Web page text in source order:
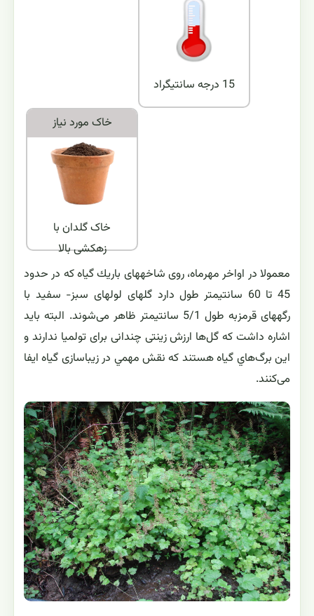
15 درجه سانتیگراد
خاک مورد نياز
خاک گلدان با
زهکشی بالا
معمولا در اواخر مهرماه، روی شاخه‏های باریك گیاه كه در حدود
45 تا 60 سانتیمتر طول دارد گل‏های لوله‏ای سبز- سفید با
رگه‏های قرمزبه طول 5/1 سانتیمتر ظاهر می‌شوند. البته باید
اشاره داشت که گل‌ها ارزش زینتی چندانی برای تولمیا ندارند و
این برگ‌هاي گياه هستند که نقش مهمي در زیباسازی گیاه ایفا
می‌کنند.